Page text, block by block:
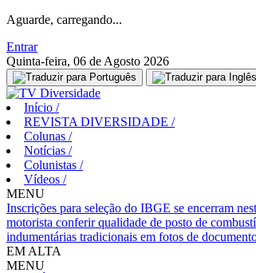
Aguarde, carregando...
Entrar
Quinta-feira, 06 de Agosto 2026
Início /
REVISTA DIVERSIDADE /
Colunas /
Notícias /
Colunistas /
Vídeos /
MENU
Inscrições para seleção do IBGE se encerram
motorista conferir qualidade de posto de
indumentárias tradicionais em fotos de
EM ALTA
MENU